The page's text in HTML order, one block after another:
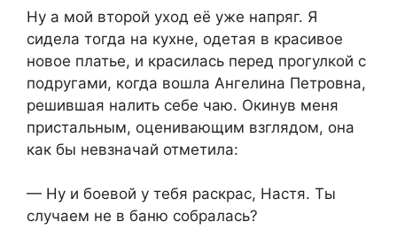
Ну а мой второй уход её уже напряг. Я
сидела тогда на кухне, одетая в красивое
новое платье, и красилась перед прогулкой с
подругами, когда вошла Ангелина Петровна,
решившая налить себе чаю. Окинув меня
пристальным, оценивающим взглядом, она
как бы невзначай отметила:
— Ну и боевой у тебя раскрас, Настя. Ты
случаем не в баню собралась?